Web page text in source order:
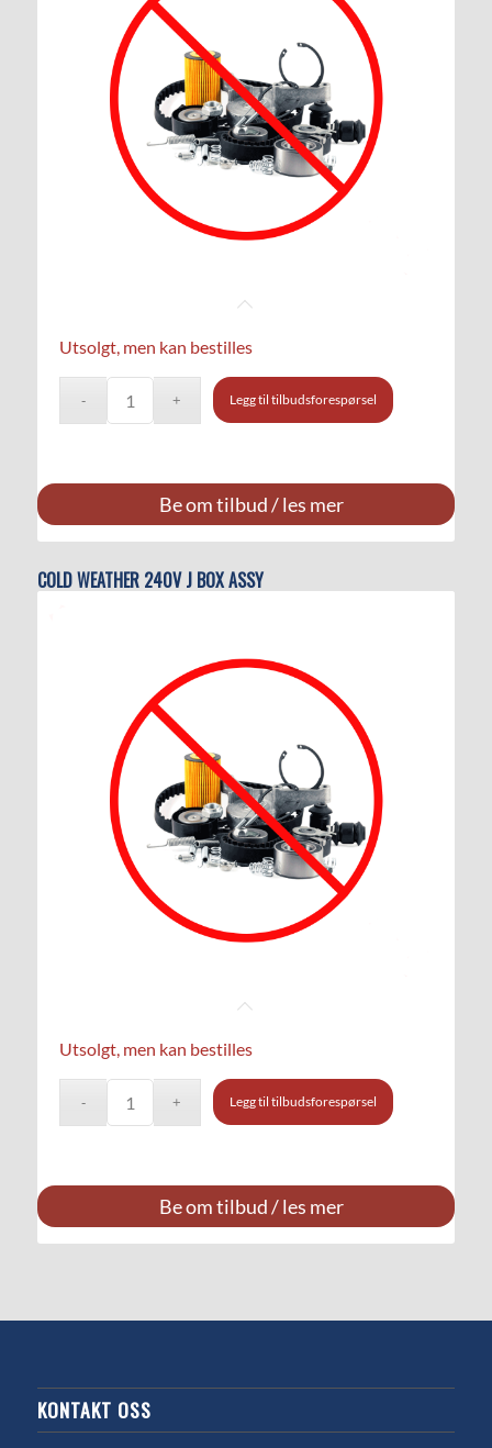
Utsolgt, men kan bestilles
Legg til tilbudsforespørsel
Be om tilbud / les mer
COLD WEATHER 240V J BOX ASSY
Utsolgt, men kan bestilles
Legg til tilbudsforespørsel
Be om tilbud / les mer
KONTAKT OSS